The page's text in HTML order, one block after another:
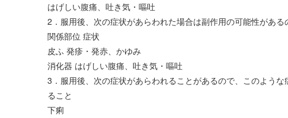
はげしい腹痛、吐き気・嘔吐
2．服用後、次の症状があらわれた場合は副作用の可能性があ
関係部位 症状
皮ふ 発疹・発赤、かゆみ
消化器 はげしい腹痛、吐き気・嘔吐
3．服用後、次の症状があらわれることがあるので、このよう
ること
下痢